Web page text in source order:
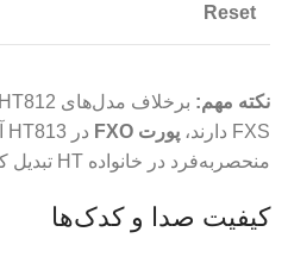
Reset
نکته مهم:
FXS دارند،
پورت FXO
منحصربه‌فرد در خانواده HT تبدیل کرده است .
کیفیت صدا و کدک‌ها